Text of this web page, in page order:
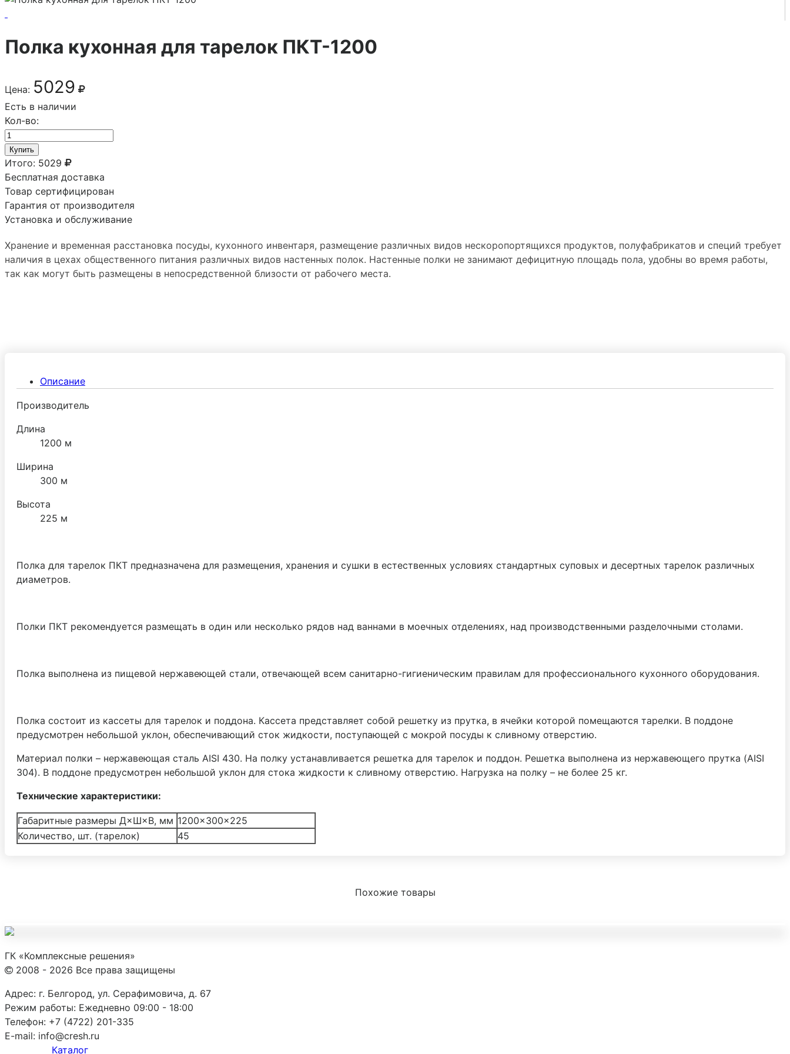
Полка кухонная для тарелок ПКТ-1200
Цена: 5029
Есть в наличии
Кол-во:
Купить
Итого: 5029
Бесплатная доставка
Товар сертифицирован
Гарантия от производителя
Установка и обслуживание
Хранение и временная расстановка посуды, кухонного инвентаря, размещение различных видов нескоропортящихся продуктов, полуфабрикатов и специй требует
наличия в цехах общественного питания различных видов настенных полок. Настенные полки не занимают дефицитную площадь пола, удобны во время работы,
так как могут быть размещены в непосредственной близости от рабочего места.
Описание
Производитель
Длина
1200 м
Ширина
300 м
Высота
225 м
Полка для тарелок ПКТ предназначена для размещения, хранения и сушки в естественных условиях стандартных суповых и десертных тарелок различных
диаметров.
Полки ПКТ рекомендуется размещать в один или несколько рядов над ваннами в моечных отделениях, над производственными разделочными столами.
Полка выполнена из пищевой нержавеющей стали, отвечающей всем санитарно-гигиеническим правилам для профессионального кухонного оборудования.
Полка состоит из кассеты для тарелок и поддона. Кассета представляет собой решетку из прутка, в ячейки которой помещаются тарелки. В поддоне
предусмотрен небольшой уклон, обеспечивающий сток жидкости, поступающей с мокрой посуды к сливному отверстию.
Материал полки – нержавеющая сталь AISI 430. На полку устанавливается решетка для тарелок и поддон. Решетка выполнена из нержавеющего прутка (AISI
304). В поддоне предусмотрен небольшой уклон для стока жидкости к сливному отверстию. Нагрузка на полку – не более 25 кг.
Технические характеристики:
Габаритные размеры Д×Ш×В, мм 1200×300×225
Количество, шт. (тарелок)
45
Похожие товары
ГК «Комплексные решения»
2008 - 2026 Все права защищены
Адрес: г. Белгород, ул. Серафимовича, д. 67
Режим работы: Ежедневно 09:00 - 18:00
Телефон: +7 (4722) 201-335
E-mail: info@cresh.ru
Каталог